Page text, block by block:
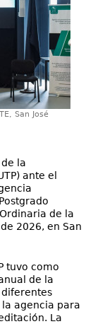
San José
la
ante el
de la
2026, en San
tuvo como
de la
agencia para
La